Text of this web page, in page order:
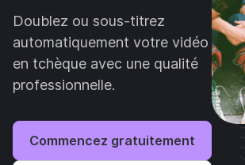
Doublez ou sous-titrez
automatiquement votre vidéo
en tchèque avec une qualité
professionnelle.
Commencez gratuitement